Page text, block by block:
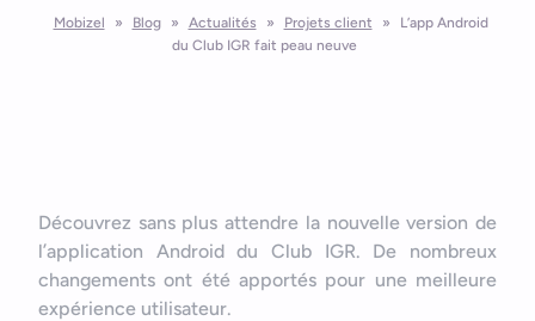
Développement Mobile
Application Web Mobile
Technologies Application Mobile
Application mobile e-commerce
Outils et ressources
Cahier des charges d’app mobile
Nous contacter
Mobizel » Blog » Actualités » Projets client »
L’app Android
du Club IGR fait peau neuve
Découvrez sans plus attendre la nouvelle version de
l’application Android du Club IGR. De nombreux
changements ont été apportés pour une meilleure
expérience utilisateur.